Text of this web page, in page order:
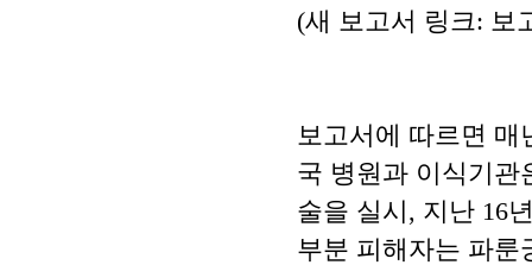
(새 보고서 링크: 보
보고서에 따르면 매
국 병원과 이식기관
술을 실시, 지난 16
부분 피해자는 파룬